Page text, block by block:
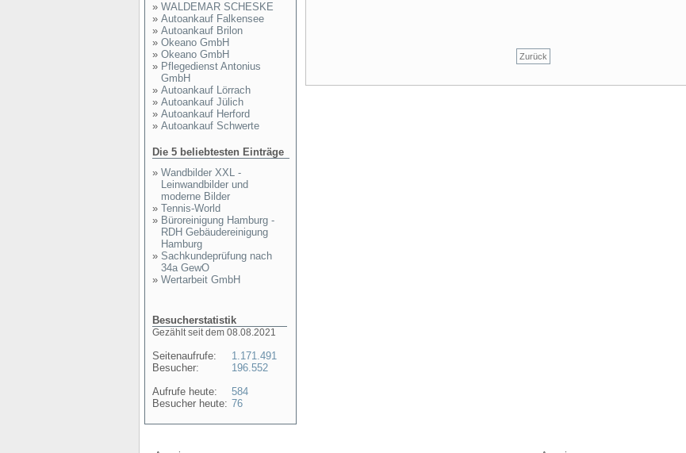
» WALDEMAR SCHESKE
» Autoankauf Falkensee
» Autoankauf Brilon
» Okeano GmbH
» Okeano GmbH
» Pflegedienst Antonius
GmbH
» Autoankauf Lörrach
» Autoankauf Jülich
» Autoankauf Herford
» Autoankauf Schwerte
Die 5 beliebtesten Einträge
» Wandbilder XXL -
Leinwandbilder und
moderne Bilder
» Tennis-World
» Büroreinigung Hamburg -
RDH Gebäudereinigung
Hamburg
» Sachkundeprüfung nach
34a GewO
» Wertarbeit GmbH
Besucherstatistik
Gezählt seit dem 08.08.2021
Seitenaufrufe:
Besucher:
Aufrufe heute:
Besucher heute:
1.171.491
196.552
584
76
Zurück